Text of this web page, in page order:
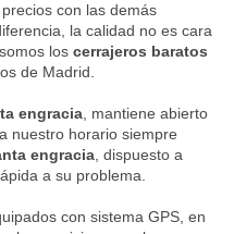
con las demás
la calidad no es cara
los cerrajeros baratos
de Madrid.
engracia, mantiene abierto
nuestro horario siempre
engracia, dispuesto a
a su problema.
con sistema GPS, en